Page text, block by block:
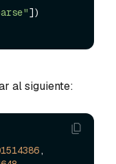
])
al siguiente: